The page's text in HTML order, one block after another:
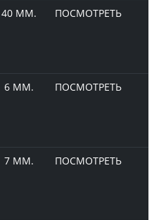
40 ММ. ПОСМОТРЕТЬ
6 ММ. ПОСМОТРЕТЬ
7 ММ. ПОСМОТРЕТЬ